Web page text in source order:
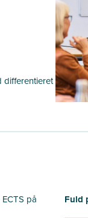
differentieret
på
Fuld